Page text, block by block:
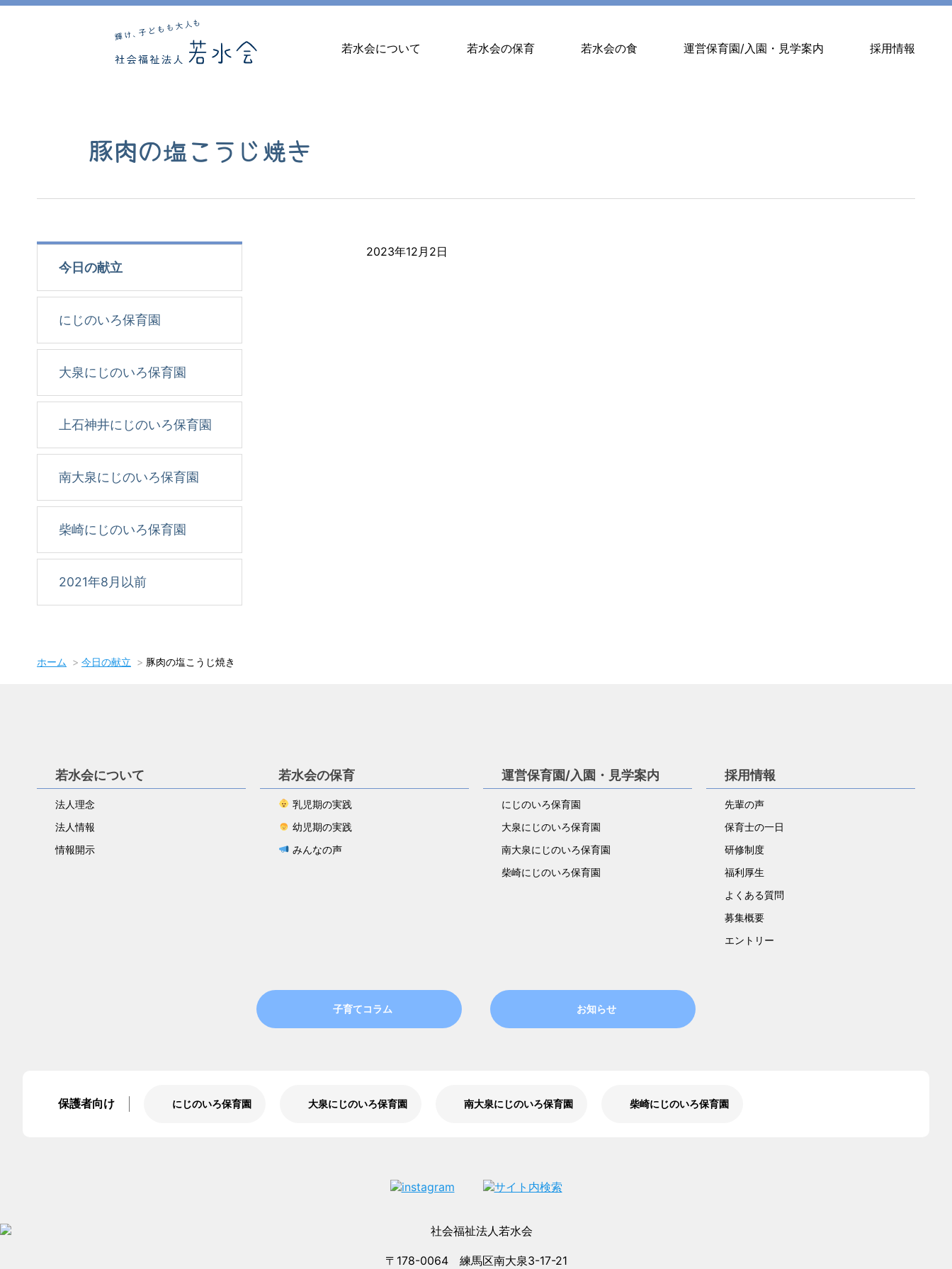
若水会について 若水会の保育 若水会の食 運営保育園/入園・見学案内 採用情報
豚肉の塩こうじ焼き
2023年12月2日
今日の献立
にじのいろ保育園
大泉にじのいろ保育園
上石神井にじのいろ保育園
南大泉にじのいろ保育園
柴崎にじのいろ保育園
2021年8月以前
ホーム 今日の献立 豚肉の塩こうじ焼き
若水会について
法人理念
法人情報
情報開示
若水会の保育
乳児期の実践
幼児期の実践
みんなの声
運営保育園/入園・見学案内
にじのいろ保育園
大泉にじのいろ保育園
南大泉にじのいろ保育園
柴崎にじのいろ保育園
採用情報
先輩の声
保育士の一日
研修制度
福利厚生
よくある質問
募集概要
エントリー
子育てコラム お知らせ
保護者向け にじのいろ保育園 大泉にじのいろ保育園 南大泉にじのいろ保育園 柴崎にじのいろ保育園
〒178-0064 練馬区南大泉3-17-21